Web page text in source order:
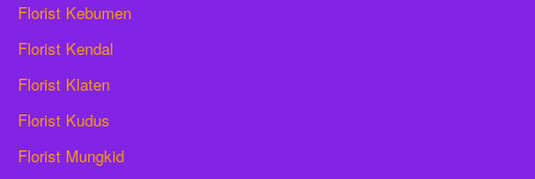
Florist Kebumen
Florist Kendal
Florist Klaten
Florist Kudus
Florist Mungkid